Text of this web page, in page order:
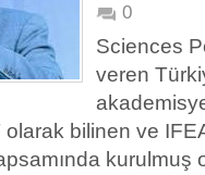
0
Sciences
veren
bilinen ve